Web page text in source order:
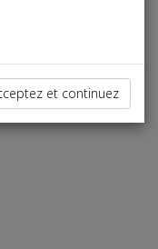
et votre mot de
et continuez